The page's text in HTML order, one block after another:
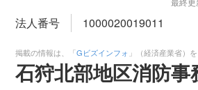
法人番号 1000020019011
掲載の情報は、「Gビズインフォ 」（経済産業省）
石狩北部地区消防事